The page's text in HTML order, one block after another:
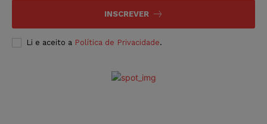
INSCREVER
Li e aceito a Política de Privacidade.